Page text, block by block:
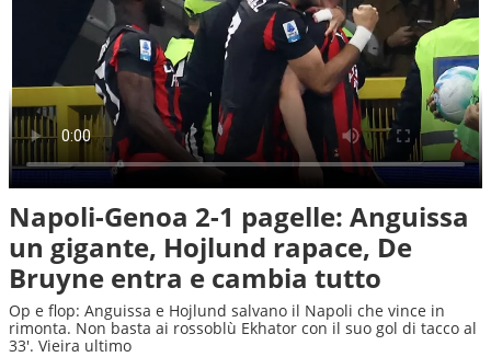
Napoli-Genoa 2-1 pagelle: Anguissa
un gigante, Hojlund rapace, De
Bruyne entra e cambia tutto
Op e flop: Anguissa e Hojlund salvano il Napoli che vince in
rimonta. Non basta ai rossoblù Ekhator con il suo gol di tacco al
33'. Vieira ultimo